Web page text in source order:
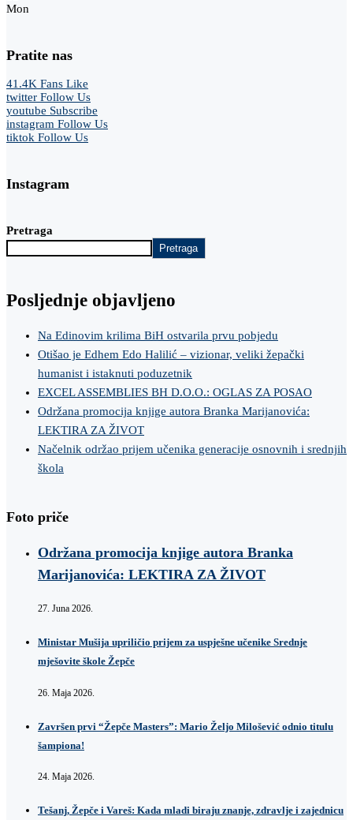
Mon
Pratite nas
41.4K Fans Like
twitter Follow Us
youtube Subscribe
instagram Follow Us
tiktok Follow Us
Instagram
Pretraga
Pretraga
Posljednje objavljeno
Na Edinovim krilima BiH ostvarila prvu pobjedu
Otišao je Edhem Edo Halilić – vizionar, veliki žepački
humanist i istaknuti poduzetnik
EXCEL ASSEMBLIES BH D.O.O.: OGLAS ZA POSAO
Održana promocija knjige autora Branka Marijanovića:
LEKTIRA ZA ŽIVOT
Načelnik održao prijem učenika generacije osnovnih i srednjih
škola
Foto priče
Održana promocija knjige autora Branka
Marijanovića: LEKTIRA ZA ŽIVOT
27. Juna 2026.
Ministar Mušija upriličio prijem za uspješne učenike Srednje
mješovite škole Žepče
26. Maja 2026.
Završen prvi “Žepče Masters”: Mario Željo Milošević odnio titulu
šampiona!
24. Maja 2026.
Tešanj, Žepče i Vareš: Kada mladi biraju znanje, zdravlje i zajednicu